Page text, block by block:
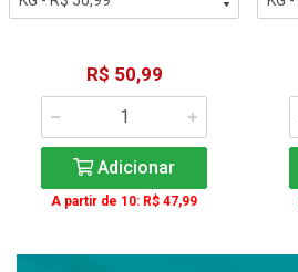
R$ 50,99
Adicionar
A partir de 10: R$ 47,99